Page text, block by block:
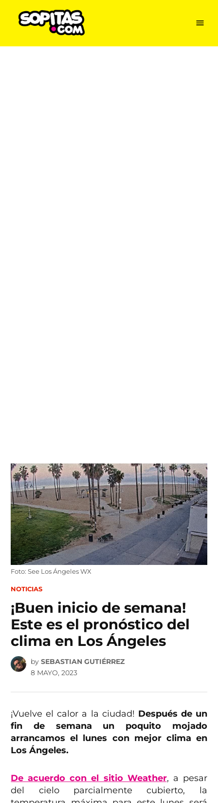
content
Menu
Foto: See Los Ángeles WX
POSTED
NOTICIAS
¡Buen inicio de semana!
Este es el pronóstico del
clima en Los Ángeles
by SEBASTIAN GUTIÉRREZ
8 MAYO, 2023
¡Vuelve el calor a la ciudad! Después de un
fin de semana un poquito mojado
arrancamos el lunes con mejor clima en
Los Ángeles.
De acuerdo con el sitio Weather, a pesar
del cielo parcialmente cubierto, la